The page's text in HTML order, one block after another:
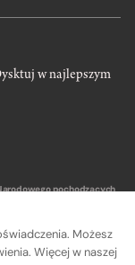
w najlepszym
pochodzących
Możesz
Więcej w naszej